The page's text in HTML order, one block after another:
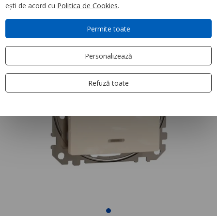
ești de acord cu Politica de Cookies.
Permite toate
Personalizează
Refuză toate